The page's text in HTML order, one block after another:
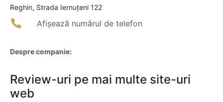
Reghin, Strada Iernuțeni 122
Afișează numărul de telefon
Despre companie:
Review-uri pe mai multe site-uri
web